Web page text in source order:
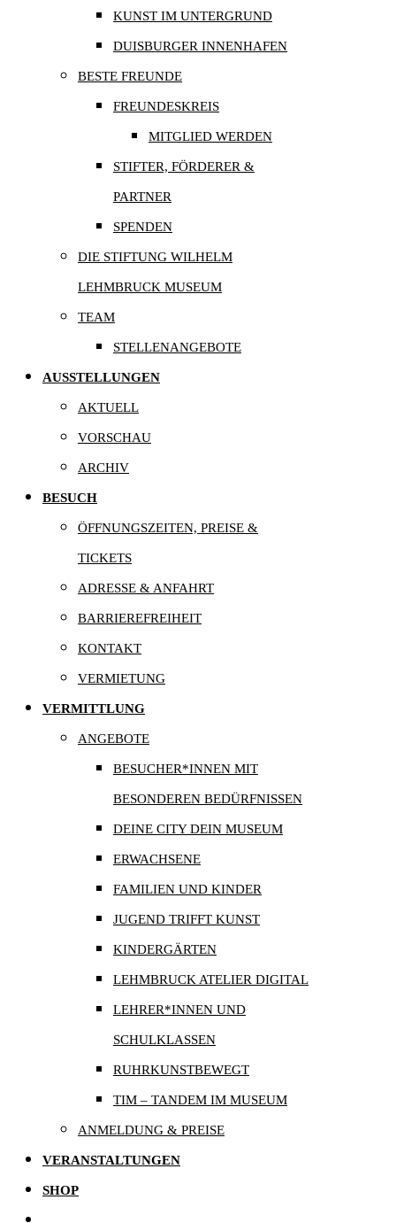
KUNST IM UNTERGRUND
DUISBURGER INNENHAFEN
BESTE FREUNDE
FREUNDESKREIS
MITGLIED WERDEN
STIFTER, FÖRDERER &
PARTNER
SPENDEN
DIE STIFTUNG WILHELM
LEHMBRUCK MUSEUM
TEAM
STELLENANGEBOTE
AUSSTELLUNGEN
AKTUELL
VORSCHAU
ARCHIV
BESUCH
ÖFFNUNGSZEITEN, PREISE &
TICKETS
ADRESSE & ANFAHRT
BARRIEREFREIHEIT
KONTAKT
VERMIETUNG
VERMITTLUNG
ANGEBOTE
BESUCHER*INNEN MIT
BESONDEREN BEDÜRFNISSEN
DEINE CITY DEIN MUSEUM
ERWACHSENE
FAMILIEN UND KINDER
JUGEND TRIFFT KUNST
KINDERGÄRTEN
LEHMBRUCK ATELIER DIGITAL
LEHRER*INNEN UND
SCHULKLASSEN
RUHRKUNSTBEWEGT
TIM – TANDEM IM MUSEUM
ANMELDUNG & PREISE
VERANSTALTUNGEN
SHOP